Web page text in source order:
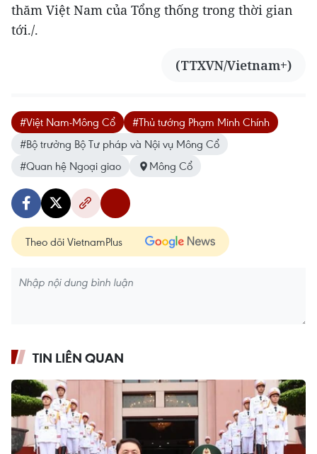
thăm Việt Nam của Tổng thống trong thời gian
tới./.
(TTXVN/Vietnam+)
#Việt Nam-Mông Cổ
#Thủ tướng Phạm Minh Chính
#Bộ trưởng Bộ Tư pháp và Nội vụ Mông Cổ
#Quan hệ Ngoại giao
Mông Cổ
Theo dõi VietnamPlus
TIN LIÊN QUAN